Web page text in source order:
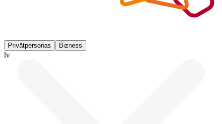
Privātpersonas Bizness
lv